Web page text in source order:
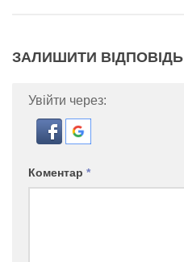
ЗАЛИШИТИ ВІДПОВІДЬ
Увійти через:
Коментар *